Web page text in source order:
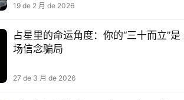
19 de 2 月 de 2026
占星里的命运角度：你的“三十而立”是
场信念骗局
27 de 3 月 de 2026